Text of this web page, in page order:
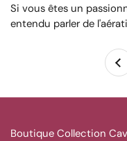
Si vous êtes un
entendu parler de
Précédent
Boutique Collection